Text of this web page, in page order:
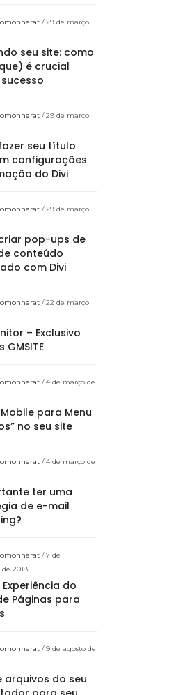
/ 29 de março
seu site: como
é crucial
/ 29 de março
seu título
configurações
do Divi
/ 29 de março
pop-ups de
conteúdo
com Divi
/ 22 de março
– Exclusivo
GMSITE
/ 4 de março de
para Menu
no seu site
/ 4 de março de
ter uma
de e-mail
/ 7 de
2018
do
Páginas para
/ 9 de agosto de
arquivos do seu